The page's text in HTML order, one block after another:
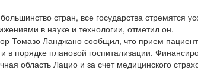
стран, все государства стремятся
в науке и технологии, отметил он.
Томазо Ланджано сообщил, что прием
в порядке плановой госпитализации.
область Лацио и за счет медицинского